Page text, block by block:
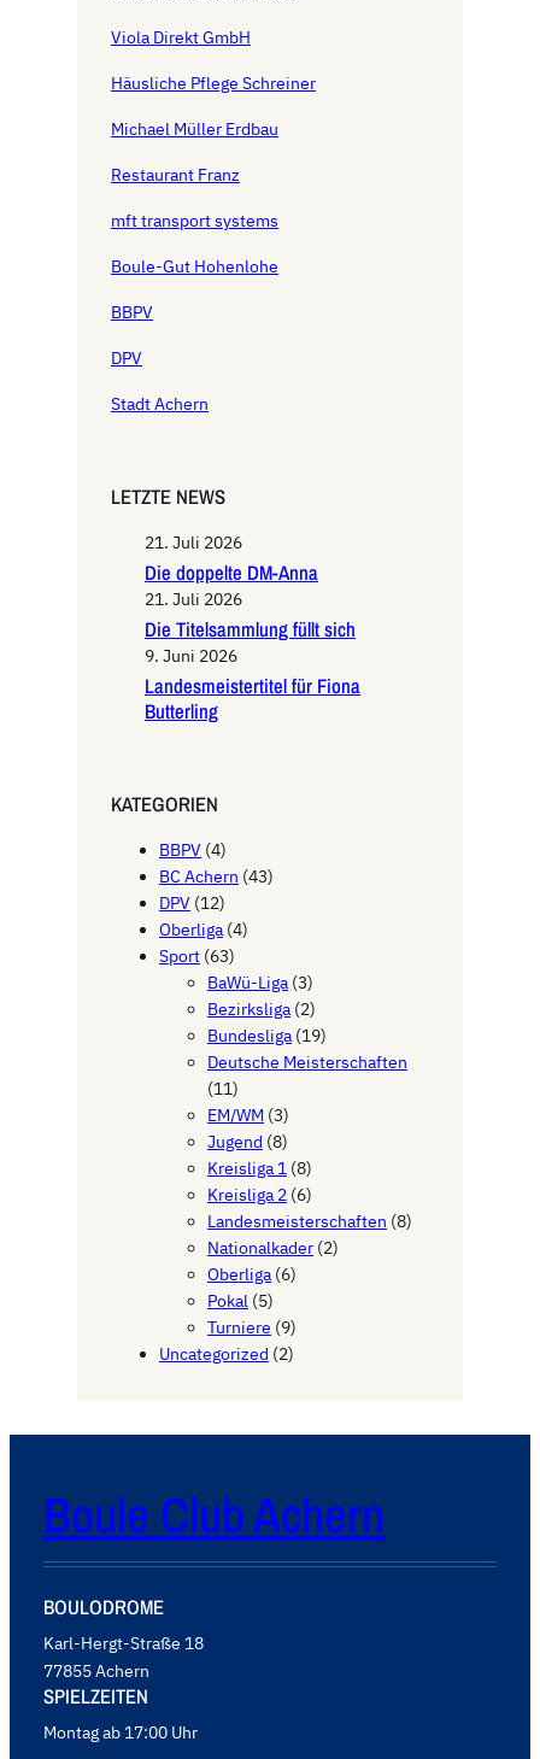
Viola Direkt GmbH
Häusliche Pflege Schreiner
Michael Müller Erdbau
Restaurant Franz
mft transport systems
Boule-Gut Hohenlohe
BBPV
DPV
Stadt Achern
LETZTE NEWS
21. Juli 2026
Die doppelte DM-Anna
21. Juli 2026
Die Titelsammlung füllt sich
9. Juni 2026
Landesmeistertitel für Fiona
Butterling
KATEGORIEN
BBPV (4)
BC Achern (43)
DPV (12)
Oberliga (4)
Sport (63)
BaWü-Liga (3)
Bezirksliga (2)
Bundesliga (19)
Deutsche Meisterschaften
(11)
EM/WM (3)
Jugend (8)
Kreisliga 1 (8)
Kreisliga 2 (6)
Landesmeisterschaften (8)
Nationalkader (2)
Oberliga (6)
Pokal (5)
Turniere (9)
Uncategorized (2)
Boule Club Achern
BOULODROME
Karl-Hergt-Straße 18
77855 Achern
SPIELZEITEN
Montag ab 17:00 Uhr